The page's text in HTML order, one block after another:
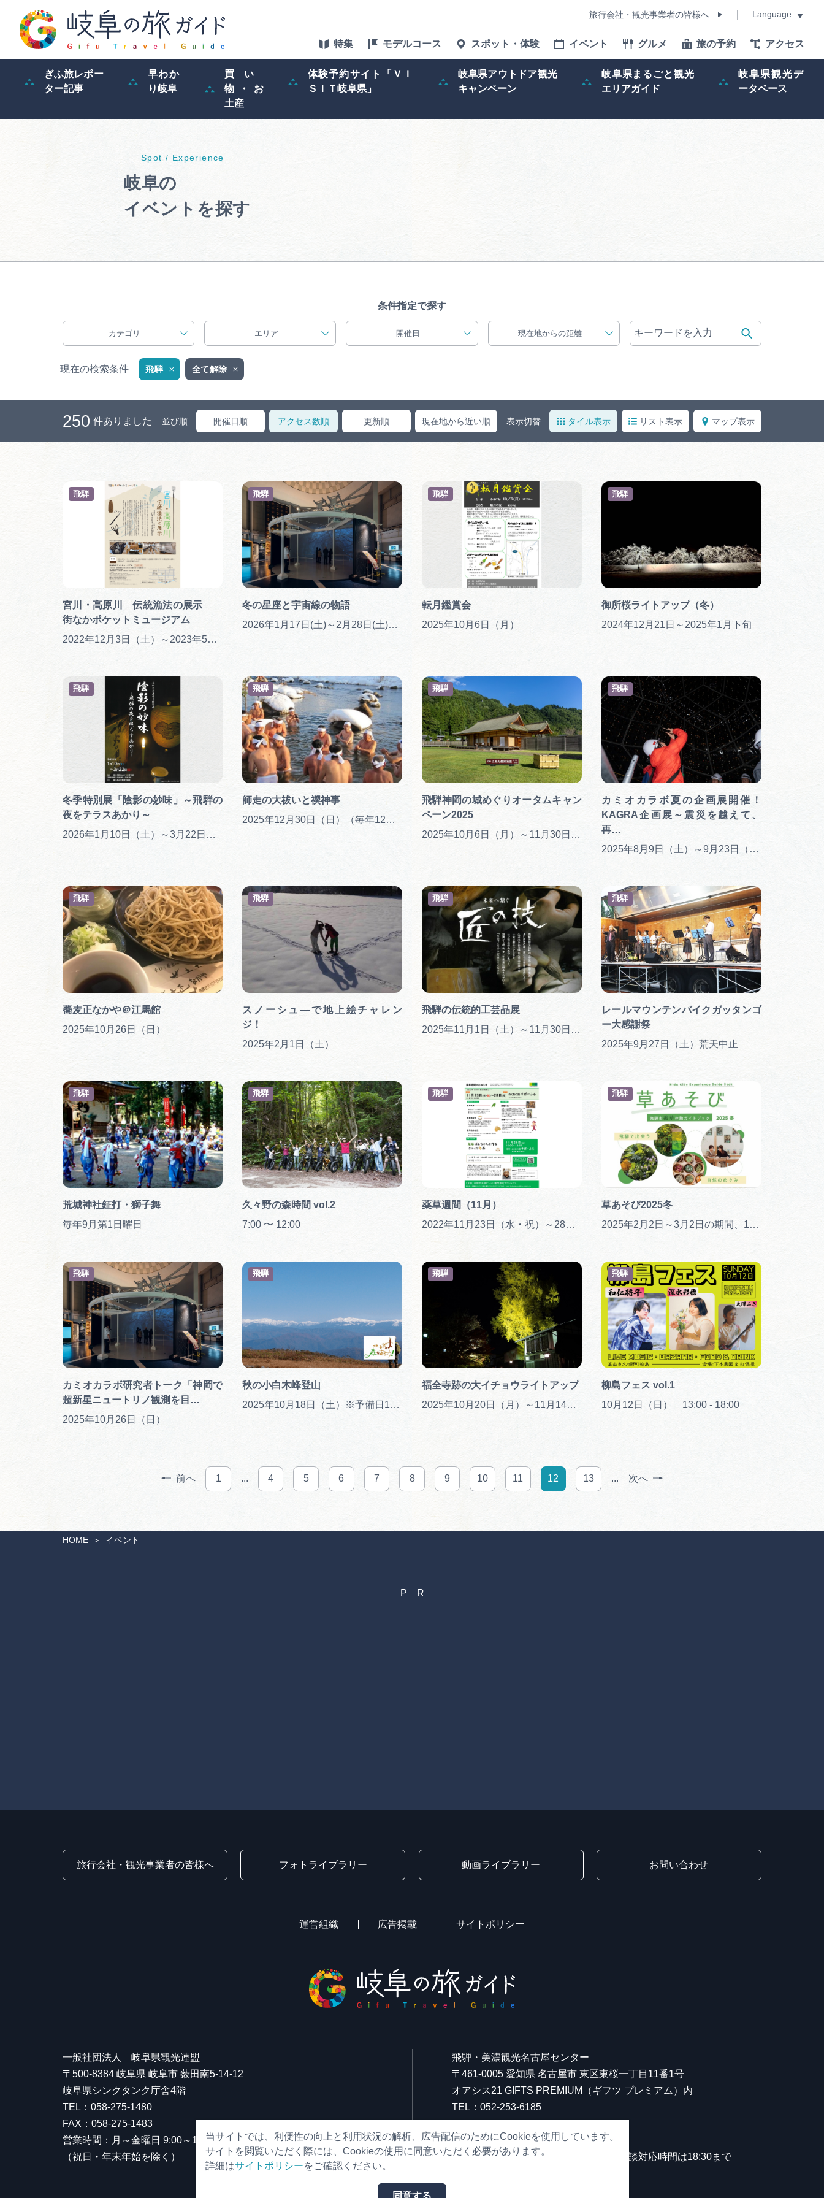
旅行会社・観光事業者の皆様へ Language
特集 モデルコース スポット・体験 イベント グルメ 旅の予約 アクセス
ぎふ旅レポー
ター記事
早わか
り岐阜
買い
物・お
土産
体験予約サイト「ＶＩ
ＳＩＴ岐阜県」
岐阜県アウトドア観光
キャンペーン
岐阜県まるごと観光
エリアガイド
岐阜県観光デ
ータベース
岐阜県アウトドア観光キャン
ペーン
岐阜県まるごと観光エリアガ
旅行会社・観光事業者の皆様へ フォトライブラリー
動画ライブラリー お問い合わせ
運営組織
HOME イベント
岐阜の
イベントを探す
条件指定で探す
カテゴリ エリア 開催日 現在地からの距離
現在の検索条件 飛騨 全て解除
250 件ありました 並び順 開催日順 アクセス数順 更新順 現在地から近い順 表示切替 タイル表示 リスト表示 マップ表示
宮川・高原川 伝統漁法の展示
街なかポケットミュージアム
飛騨
2022年12月3日（土）～2023年5月28日（日）
冬の星座と宇宙線の物語
飛騨
2026年1月17日(土)～2月28日(土) ※水曜休館
転月鑑賞会
飛騨
2025年10月6日（月）
御所桜ライトアップ（冬）
飛騨
2024年12月21日～2025年1月下旬
冬季特別展「陰影の妙味」～飛騨の
夜をテラスあかり～
飛騨
2026年1月10日（土）～3月22日（日）
師走の大祓いと禊神事
飛騨
2025年12月30日（日）（毎年12月30日）
飛騨神岡の城めぐりオータムキャン
ペーン2025
飛騨
2025年10月6日（月）～11月30日（日）
カミオカラボ夏の企画展開催！
KAGRA企画展～震災を越えて、
再…
飛騨
2025年8月9日（土）～9月23日（火）
蕎麦正なかや＠江馬館
飛騨
2025年10月26日（日）
スノーシュ―で地上絵チャレン
ジ！
飛騨
2025年2月1日（土）
飛騨の伝統的工芸品展
飛騨
2025年11月1日（土）～11月30日（日）
レールマウンテンバイクガッタンゴ
ー大感謝祭
飛騨
2025年9月27日（土）荒天中止
荒城神社鉦打・獅子舞
飛騨
毎年9月第1日曜日
久々野の森時間 vol.2
飛騨
7:00 〜 12:00
薬草週間（11月）
飛騨
2022年11月23日（水・祝）～28日（月）
草あそび2025冬
飛騨
2025年2月2日～3月2日の期間、10のワークショップと講演会を開催
カミオカラボ研究者トーク「神岡で
超新星ニュートリノ観測を目…
飛騨
2025年10月26日（日）
秋の小白木峰登山
飛騨
2025年10月18日（土）※予備日10/19（日）
福全寺跡の大イチョウライトアップ
飛騨
2025年10月20日（月）～11月14日（金）※落葉次第で終了が早まる可能性があります
柳島フェス vol.1
飛騨
10月12日（日） 13:00 - 18:00
前へ 1 ... 4 5 6 7 8 9 10 11 12 13 ... 次へ
旅行会社・観光事業者の皆様へ フォトライブラリー 動画ライブラリー お問い合わせ
運営組織 広告掲載 サイトポリシー
一般社団法人 岐阜県観光連盟
〒500-8384 岐阜県 岐阜市 薮田南5-14-12
岐阜県シンクタンク庁舎4階
TEL：058-275-1480
FAX：058-275-1483
営業時間：月～金曜日 9:00～17:00
（祝日・年末年始を除く）
飛騨・美濃観光名古屋センター
〒461-0005 愛知県 名古屋市 東区東桜一丁目11番1号
オアシス21 GIFTS PREMIUM（ギフツ プレミアム）内
TEL：052-253-6185
営業時間：10:00～21:00
（原則、元日を除き年中無休）※観光相談対応時間は18:30まで
当サイトでは、利便性の向上と利用状況の解析、広告配信のためにCookieを使用しています。
サイトを閲覧いただく際には、Cookieの使用に同意いただく必要があります。
詳細はサイトポリシーをご確認ください。